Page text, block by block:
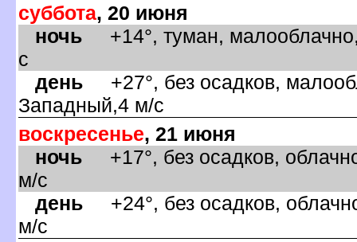
суббота, 20 июня
ночь +14°, туман,
с
день +27°, без осадков,
Западный,4 м/с
оскресенье, 21 июня
ночь +17°, без осадков,
м/с
день +24°, без осадков,
м/с